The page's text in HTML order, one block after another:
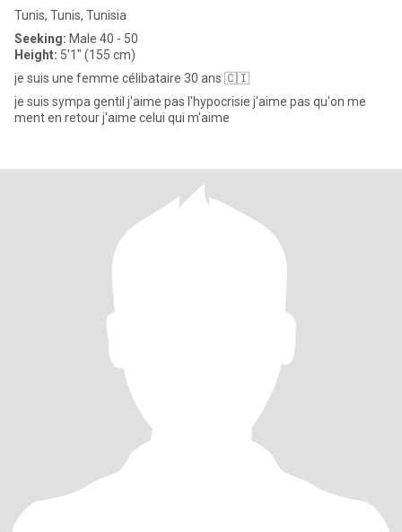
Tunis, Tunis, Tunisia
Seeking: Male 40 - 50
Height: 5'1" (155 cm)
je suis une femme célibataire 30 ans 🇨🇮
je suis sympa gentil j'aime pas l'hypocrisie j'aime pas qu'on me
ment en retour j'aime celui qui m'aime